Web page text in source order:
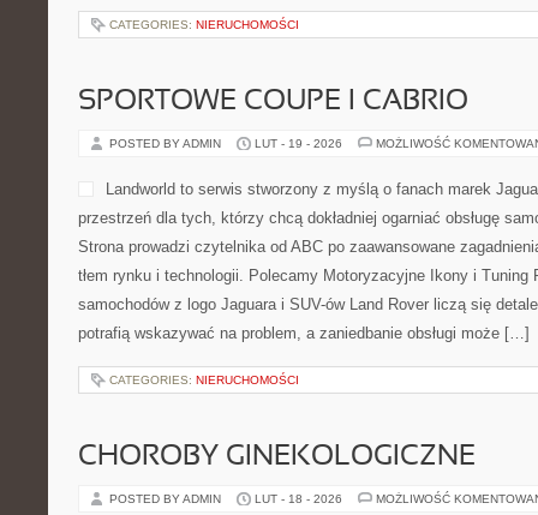
ANGIELSKI DLA
POSTED BY ADMIN LUT - 19 - 2026 MOŻLIWOŚĆ
Kongres Anglistów to
angielskiego, którzy
gdzie pierwszoplanowa jest jakość uczenia oraz satysfakcja
jak i uczących się. Polecamy Angielski dla początkujących i